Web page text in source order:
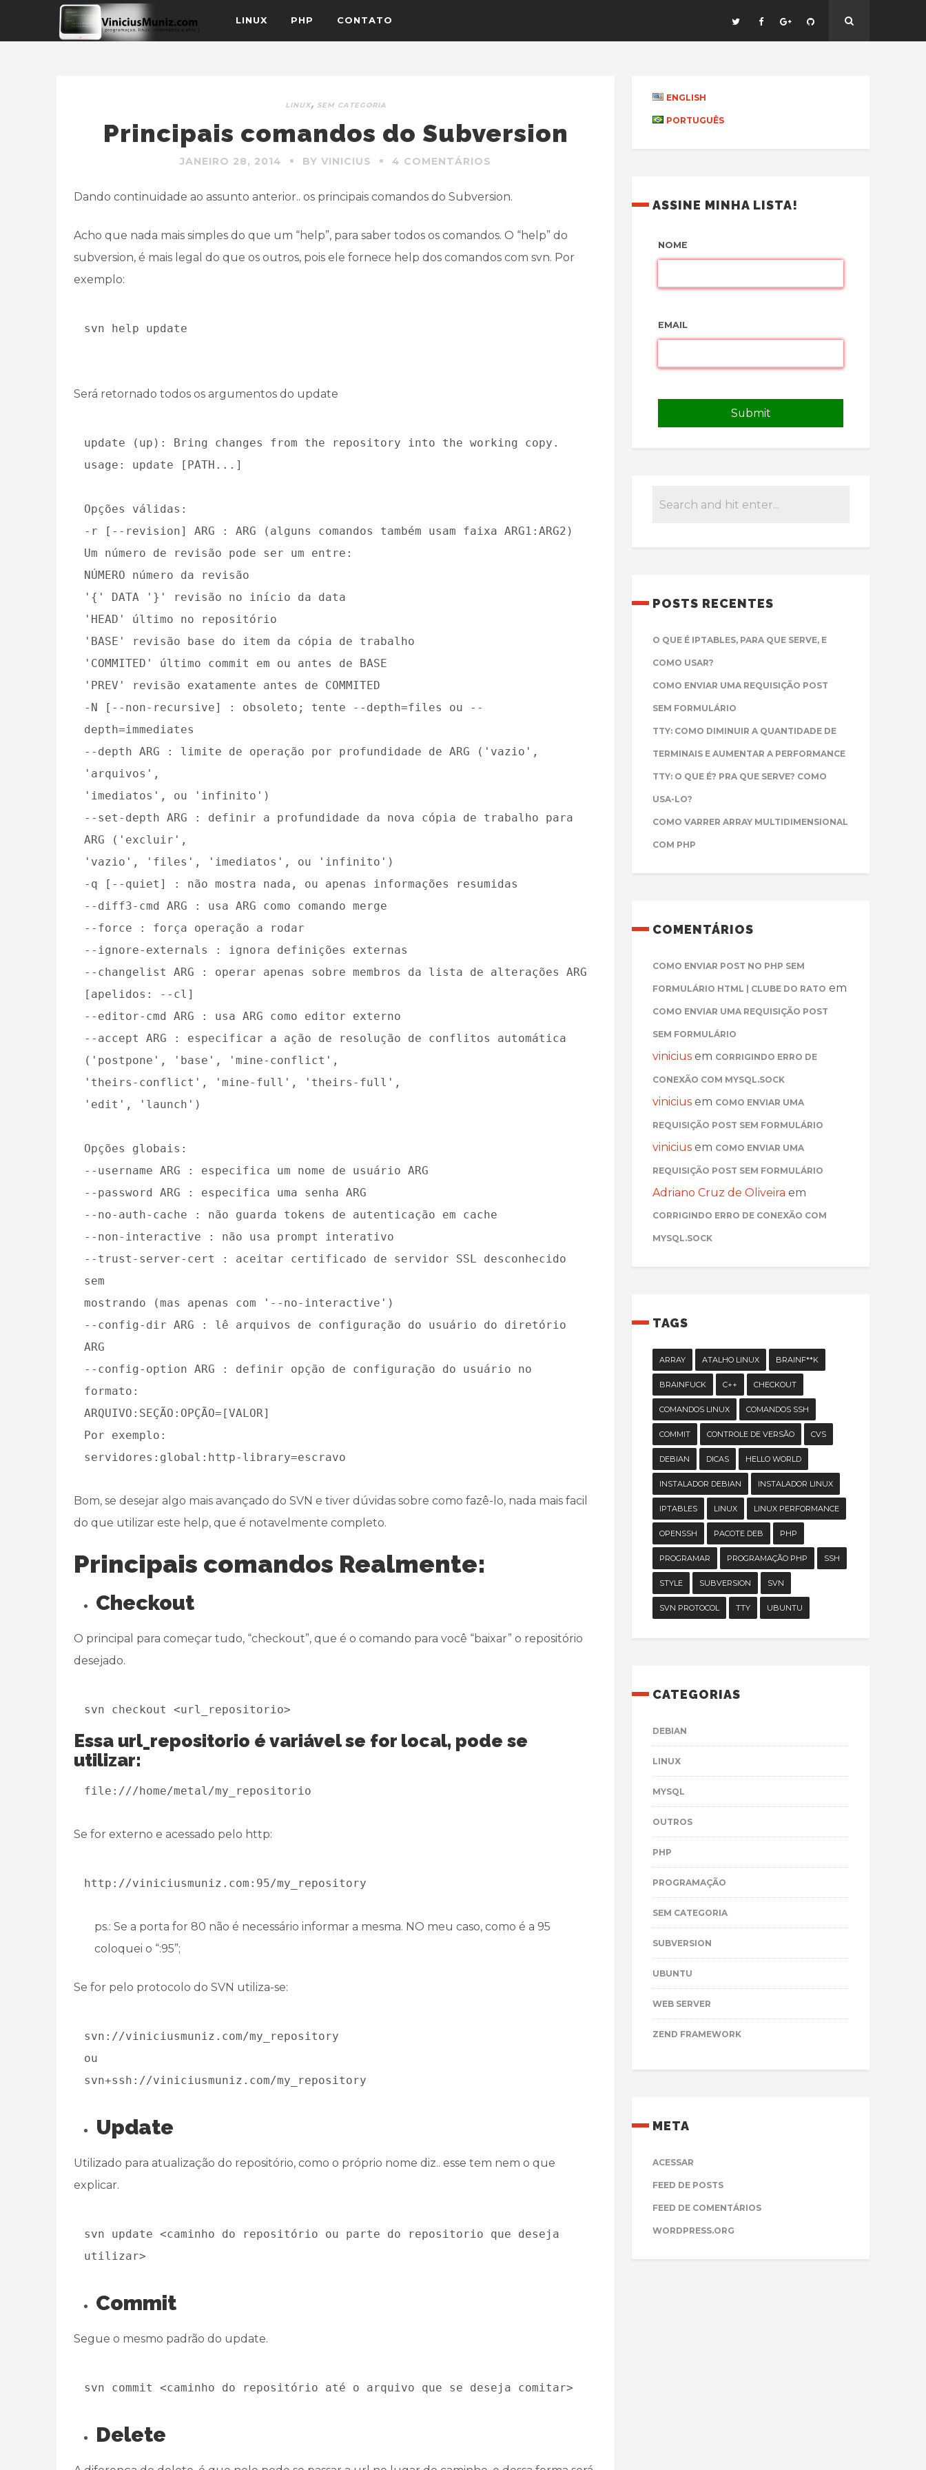
LINUX PHP CONTATO
LINUX, SEM CATEGORIA
Principais comandos do Subversion
JANEIRO 28, 2014 BY VINICIUS 4 COMENTÁRIOS
Dando continuidade ao assunto anterior.. os principais comandos do Subversion.
Acho que nada mais simples do que um “help”, para saber todos os comandos. O “help” do
subversion, é mais legal do que os outros, pois ele fornece help dos comandos com svn. Por
exemplo:
svn help update
Será retornado todos os argumentos do update
update (up): Bring changes from the repository into the working copy.
usage: update [PATH...]
Opções válidas:
-r [--revision] ARG : ARG (alguns comandos também usam faixa ARG1:ARG2)
Um número de revisão pode ser um entre:
NÚMERO número da revisão
'{' DATA '}' revisão no início da data
'HEAD' último no repositório
'BASE' revisão base do item da cópia de trabalho
'COMMITED' último commit em ou antes de BASE
'PREV' revisão exatamente antes de COMMITED
-N [--non-recursive] : obsoleto; tente --depth=files ou --
depth=immediates
--depth ARG : limite de operação por profundidade de ARG ('vazio',
'arquivos',
'imediatos', ou 'infinito')
--set-depth ARG : definir a profundidade da nova cópia de trabalho para
ARG ('excluir',
'vazio', 'files', 'imediatos', ou 'infinito')
-q [--quiet] : não mostra nada, ou apenas informações resumidas
--diff3-cmd ARG : usa ARG como comando merge
--force : força operação a rodar
--ignore-externals : ignora definições externas
--changelist ARG : operar apenas sobre membros da lista de alterações ARG
[apelidos: --cl]
--editor-cmd ARG : usa ARG como editor externo
--accept ARG : especificar a ação de resolução de conflitos automática
('postpone', 'base', 'mine-conflict',
'theirs-conflict', 'mine-full', 'theirs-full',
'edit', 'launch')
Opções globais:
--username ARG : especifica um nome de usuário ARG
--password ARG : especifica uma senha ARG
--no-auth-cache : não guarda tokens de autenticação em cache
--non-interactive : não usa prompt interativo
--trust-server-cert : aceitar certificado de servidor SSL desconhecido
sem
mostrando (mas apenas com '--no-interactive')
--config-dir ARG : lê arquivos de configuração do usuário do diretório
ARG
--config-option ARG : definir opção de configuração do usuário no
formato:
ARQUIVO:SEÇÃO:OPÇÃO=[VALOR]
Por exemplo:
servidores:global:http-library=escravo
Bom, se desejar algo mais avançado do SVN e tiver dúvidas sobre como fazê-lo, nada mais facil
do que utilizar este help, que é notavelmente completo.
Principais comandos Realmente:
Checkout
O principal para começar tudo, “checkout”, que é o comando para você “baixar” o repositório
desejado.
svn checkout <url_repositorio>
Essa url_repositorio é variável se for local, pode se
utilizar:
file:///home/metal/my_repositorio
Se for externo e acessado pelo http:
http://viniciusmuniz.com:95/my_repository
ps.: Se a porta for 80 não é necessário informar a mesma. NO meu caso, como é a 95
coloquei o “:95”;
Se for pelo protocolo do SVN utiliza-se:
svn://viniciusmuniz.com/my_repository
ou
svn+ssh://viniciusmuniz.com/my_repository
Update
Utilizado para atualização do repositório, como o próprio nome diz.. esse tem nem o que
explicar.
svn update <caminho do repositório ou parte do repositorio que deseja
utilizar>
Commit
Segue o mesmo padrão do update.
svn commit <caminho do repositório até o arquivo que se deseja comitar>
Delete
ENGLISH
PORTUGUÊS
ASSINE MINHA LISTA!
NOME
EMAIL
POSTS RECENTES
O QUE É IPTABLES, PARA QUE SERVE, E
COMO USAR?
COMO ENVIAR UMA REQUISIÇÃO POST
SEM FORMULÁRIO
TTY: COMO DIMINUIR A QUANTIDADE DE
TERMINAIS E AUMENTAR A PERFORMANCE
TTY: O QUE É? PRA QUE SERVE? COMO
USA-LO?
COMO VARRER ARRAY MULTIDIMENSIONAL
COM PHP
COMENTÁRIOS
COMO ENVIAR POST NO PHP SEM
FORMULÁRIO HTML | CLUBE DO RATO em
COMO ENVIAR UMA REQUISIÇÃO POST
SEM FORMULÁRIO
vinicius em CORRIGINDO ERRO DE
CONEXÃO COM MYSQL.SOCK
vinicius em COMO ENVIAR UMA
REQUISIÇÃO POST SEM FORMULÁRIO
vinicius em COMO ENVIAR UMA
REQUISIÇÃO POST SEM FORMULÁRIO
Adriano Cruz de Oliveira em
CORRIGINDO ERRO DE CONEXÃO COM
MYSQL.SOCK
TAGS
ARRAY ATALHO LINUX BRAINF**K
BRAINFUCK C++ CHECKOUT
COMANDOS LINUX COMANDOS SSH
COMMIT CONTROLE DE VERSÃO CVS
DEBIAN DICAS HELLO WORLD
INSTALADOR DEBIAN INSTALADOR LINUX
IPTABLES LINUX LINUX PERFORMANCE
OPENSSH PACOTE DEB PHP
PROGRAMAR PROGRAMAÇÃO PHP SSH
STYLE SUBVERSION SVN
SVN PROTOCOL TTY UBUNTU
CATEGORIAS
DEBIAN
LINUX
MYSQL
OUTROS
PHP
PROGRAMAÇÃO
SEM CATEGORIA
SUBVERSION
UBUNTU
WEB SERVER
ZEND FRAMEWORK
META
ACESSAR
FEED DE POSTS
FEED DE COMENTÁRIOS
WORDPRESS.ORG